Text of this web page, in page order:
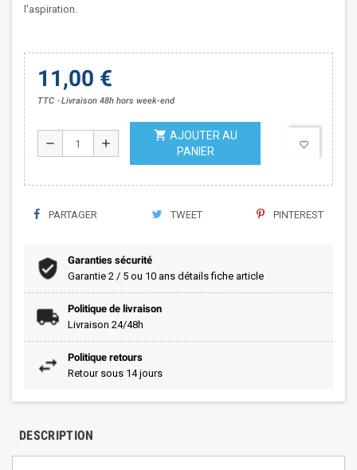
l'aspiration.
11,00 €
TTC Livraison 48h hors week-end
remove add
shopping_cart AJOUTER AU
PANIER
favorite_border
PARTAGER TWEET PINTEREST
Garanties sécurité
Garantie 2 / 5 ou 10 ans détails fiche article
Politique de livraison
Livraison 24/48h
Politique retours
Retour sous 14 jours
DESCRIPTION